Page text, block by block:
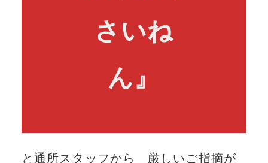
さいね
ん』
と通所スタッフから 厳しいご指摘が